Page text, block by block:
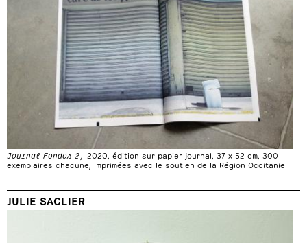
Journal Fondos 2, 2020, édition sur papier journal, 37 x 52 cm, 300
exemplaires chacune, imprimées avec le soutien de la Région Occitanie
JULIE SACLIER